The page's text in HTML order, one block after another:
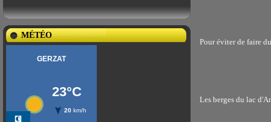
MÉTÉO
Pour éviter de faire
Les berges du lac